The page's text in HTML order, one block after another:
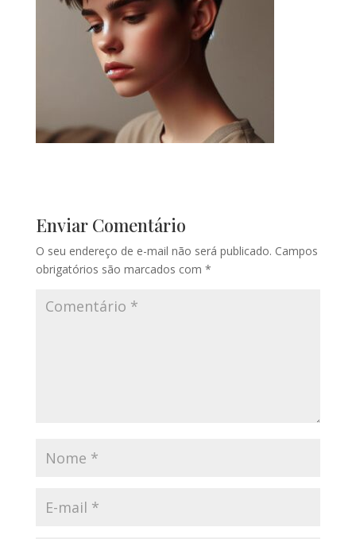
Enviar Comentário
O seu endereço de e-mail não será publicado. Campos
obrigatórios são marcados com *